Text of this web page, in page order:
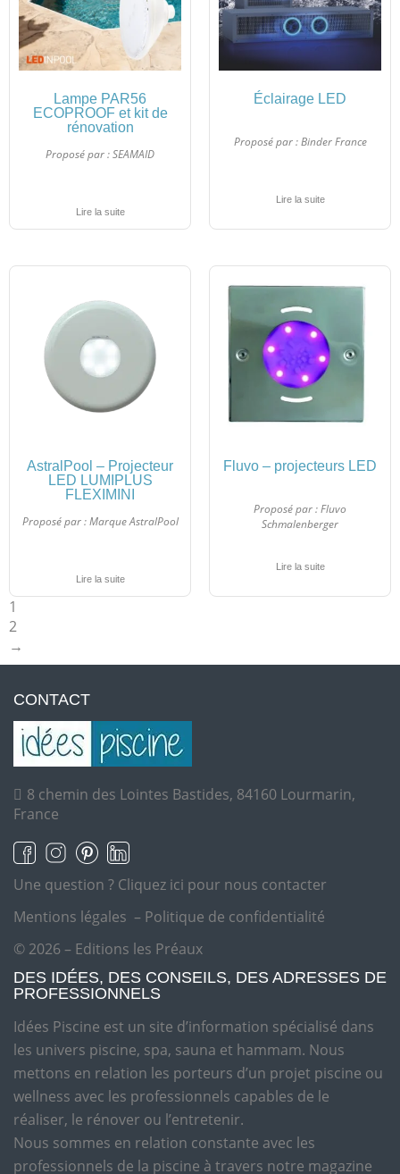
Lampe PAR56
ECOPROOF et kit de
rénovation
Proposé par :SEAMAID
Lire la suite
Éclairage LED
Proposé par :Binder France
Lire la suite
AstralPool – Projecteur
LED LUMIPLUS
FLEXIMINI
Proposé par :Marque AstralPool
Lire la suite
Fluvo – projecteurs LED
Proposé par :Fluvo
Schmalenberger
Lire la suite
1
2
→
CONTACT
8 chemin des Lointes Bastides, 84160 Lourmarin,
France
Une question ? Cliquez ici pour nous contacter
Mentions légales – Politique de confidentialité
© 2026 – Editions les Préaux
DES IDÉES, DES CONSEILS, DES ADRESSES DE
PROFESSIONNELS
Idées Piscine est un site d’information spécialisé dans
les univers piscine, spa, sauna et hammam. Nous
mettons en relation les porteurs d’un projet piscine ou
wellness avec les professionnels capables de le
réaliser, le rénover ou l’entretenir.
Nous sommes en relation constante avec les
professionnels de la piscine à travers notre magazine